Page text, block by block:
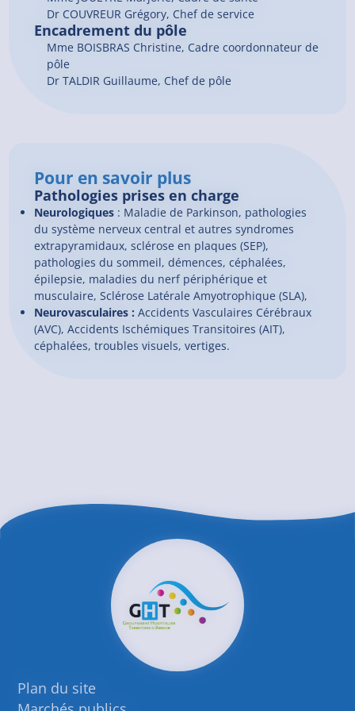
Dr COUVREUR Grégory, Chef de service
Encadrement du pôle
Mme BOISBRAS Christine, Cadre coordonnateur de
pôle
Dr TALDIR Guillaume, Chef de pôle
Pour en savoir plus
Pathologies prises en charge
Neurologiques : Maladie de Parkinson, pathologies
du système nerveux central et autres syndromes
extrapyramidaux, sclérose en plaques (SEP),
pathologies du sommeil, démences, céphalées,
épilepsie, maladies du nerf périphérique et
musculaire, Sclérose Latérale Amyotrophique (SLA),
Neurovasculaires : Accidents Vasculaires Cérébraux
(AVC), Accidents Ischémiques Transitoires (AIT),
céphalées, troubles visuels, vertiges.
Plan du site